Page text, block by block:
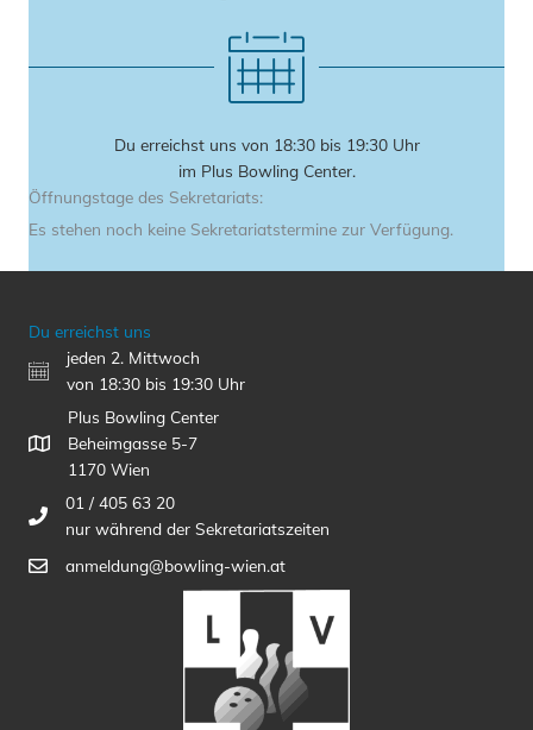
Du erreichst uns von 18:30 bis 19:30 Uhr
im Plus Bowling Center.
Öffnungstage des Sekretariats:
Es stehen noch keine Sekretariatstermine zur Verfügung.
Du erreichst uns
jeden 2. Mittwoch
von 18:30 bis 19:30 Uhr
Plus Bowling Center
Beheimgasse 5-7
1170 Wien
01 / 405 63 20
nur während der Sekretariatszeiten
anmeldung@bowling-wien.at